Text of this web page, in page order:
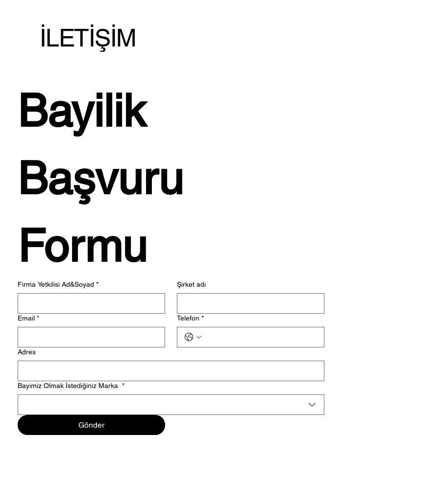
Taze Esintisini Evinize
Taşıyan; Akdeniz
Koleksiyonu!...
İLETİŞİM
Bayilik
Başvuru
Formu
Firma Yetkilisi Ad&Soyad * Şirket adı
Email * Telefon *
Adres
Bayimiz Olmak İstediğiniz Marka *
Gönder